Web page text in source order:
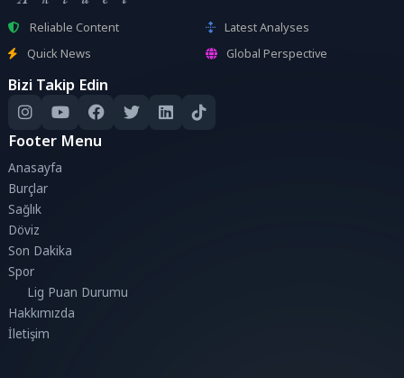
Reliable Content
Latest Analyses
Quick News
Global Perspective
Bizi Takip Edin
Footer Menu
Anasayfa
Burçlar
Sağlık
Döviz
Son Dakika
Spor
Lig Puan Durumu
Hakkımızda
İletişim